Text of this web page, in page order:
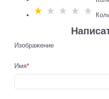
Изображение
Имя